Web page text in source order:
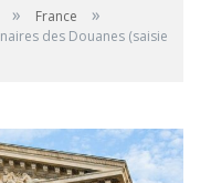
» France »
des Douanes (saisie